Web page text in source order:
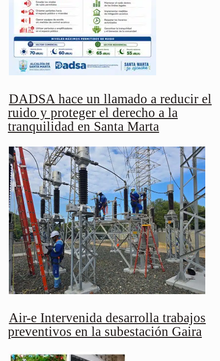
DADSA hace un llamado a reducir el
ruido y proteger el derecho a la
tranquilidad en Santa Marta
Air-e Intervenida desarrolla trabajos
preventivos en la subestación Gaira